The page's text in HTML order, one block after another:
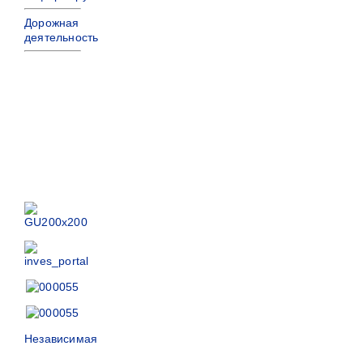
Дорожная
деятельность
Независимая